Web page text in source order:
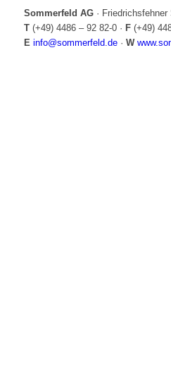
Sommerfeld AG · Friedrichsfehner
T(+49) 4486 – 92 82-0 · F(+49)
E info@sommerfeld.de · W